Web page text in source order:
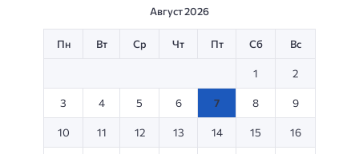
Август 2026
Пн Вт Ср Чт Пт Сб Вс
1 2
3 4 5 6 7 8 9
10 11 12 13 14 15 16